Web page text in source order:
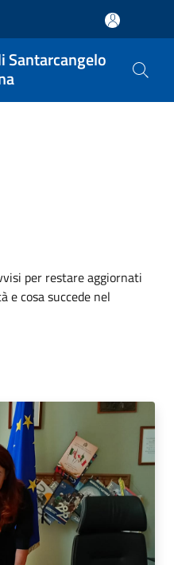
Santarcangelo
per restare aggiornati
cosa succede nel